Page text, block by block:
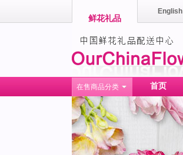
鲜花礼品
English
在售商品分类 首页